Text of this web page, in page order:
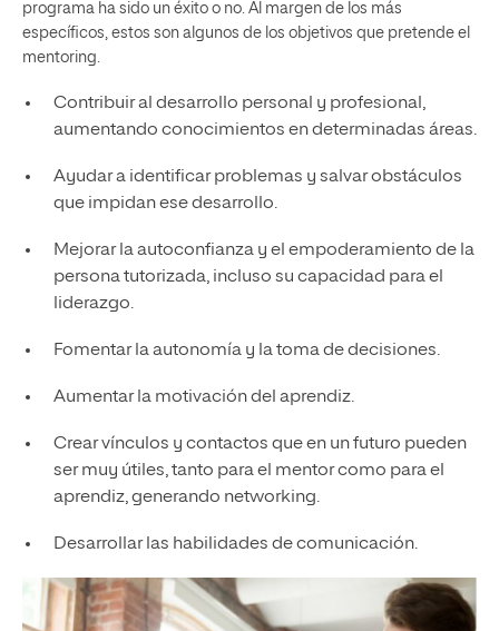
programa ha sido un éxito o no. Al margen de los más
específicos, estos son algunos de los objetivos que pretende el
mentoring.
Contribuir al desarrollo personal y profesional,
aumentando conocimientos en determinadas áreas.
Ayudar a identificar problemas y salvar obstáculos
que impidan ese desarrollo.
Mejorar la autoconfianza y el empoderamiento de la
persona tutorizada, incluso su capacidad para el
liderazgo.
Fomentar la autonomía y la toma de decisiones.
Aumentar la motivación del aprendiz.
Crear vínculos y contactos que en un futuro pueden
ser muy útiles, tanto para el mentor como para el
aprendiz, generando networking.
Desarrollar las habilidades de comunicación.